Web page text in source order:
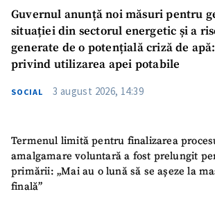
Guvernul anunță noi măsuri pentru
situației din sectorul energetic și a
generate de o potențială criză de
privind utilizarea apei potabile
SOCIAL 3 august 2026, 14:39
Termenul limită pentru finalizarea
amalgamare voluntară a fost prelungit
primării: „Mai au o lună să se așeze la
finală”